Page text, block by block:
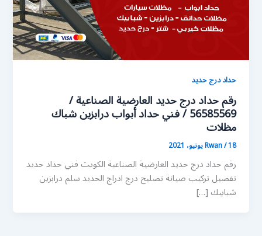
حداد درج حديد
رقم حداد درج حديد العارضية الصناعية /
56585569 / فني حداد أبواب درابزين شباك
مظلات
Rwan/18 يونيو، 2021
رقم حداد درج حديد العارضية الصناعية الكويت فني حداد حديد
تفصيل تركيب صيانة تصليح درج ادراج الحديد سلم درابزين
شبابيك […]